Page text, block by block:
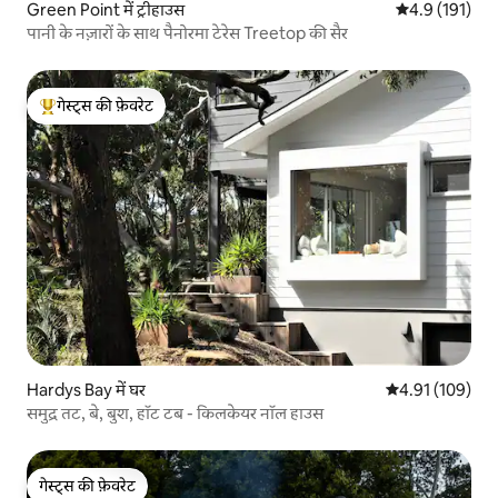
Green Point में ट्रीहाउस औसत रेटिंग 5 में
4.9 (191)
पानी के नज़ारों के साथ पैनोरमा टेरेस Treetop की सैर
गेस्ट्स का टॉप फ़ेवरेट
गेस्ट्स की फ़ेवरेट
Hardys Bay में घर औसत रेटिंग 5 में से
4.91 (109)
समुद्र तट, बे, बुश, हॉट टब - किलकेयर नॉल हाउस
गेस्ट्स की फ़ेवरेट